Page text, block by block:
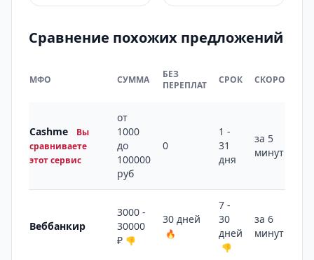
Сравнение похожих предложений
МФО СУММА
БЕЗ
ПЕРЕПЛАТ
СРОК СКОРОСТЬ
Cashme
Вы
сравниваете
этот сервис
от
1000
до
100000
руб
0
1 -
31
дня
за 5
минут
Веббанкир
3000 -
30000
₽ 👎
30 дней
🔥
7 -
30
дней
👎
за 6
минут